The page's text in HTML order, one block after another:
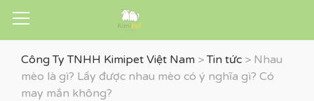
Công Ty TNHH Kimipet Việt Nam >Tin tức > Nhau
mèo là gì? Lấy được nhau mèo có ý nghĩa gì? Có
may mắn không?